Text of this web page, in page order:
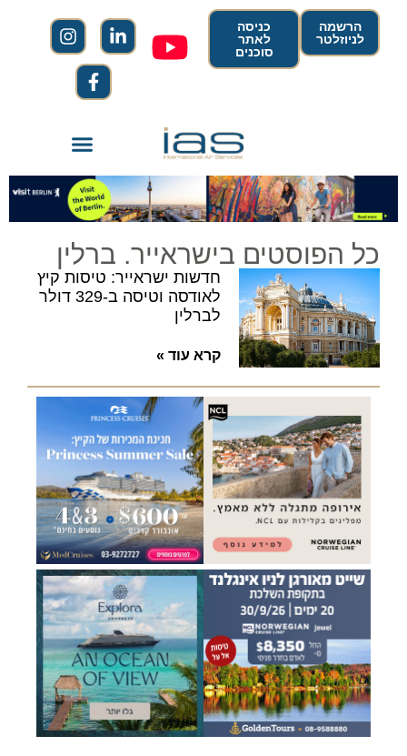
הרשמה
לניוזלטר
כניסה
לאתר
סוכנים
כל הפוסטים בישראייר. ברלין
חדשות ישראייר: טיסות קיץ
לאודסה וטיסה ב-329 דולר
לברלין
קרא עוד »